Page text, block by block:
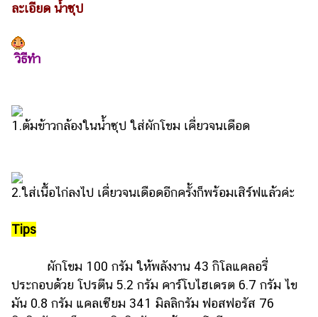
ละเอียด น้ำซุป
วิธีทำ
1.ต้มข้าวกล้องในน้ำซุป ใส่ผักโขม เคี่ยวจนเดือด
2.ใส่เนื้อไก่ลงไป เคี่ยวจนเดือดอีกครั้งก็พร้อมเสิร์ฟแล้วค่ะ
Tips
ผักโขม 100 กรัม ให้พลังงาน 43 กิโลแคลอรี่
ประกอบด้วย โปรตีน 5.2 กรัม คาร์โบไฮเดรต 6.7 กรัม ไข
มัน 0.8 กรัม แคลเซียม 341 มิลลิกรัม ฟอสฟอรัส 76